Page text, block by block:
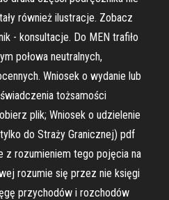
również ilustracje. Zobacz
- konsultacje. Do MEN trafiło
połowa neutralnych,
Wniosek o wydanie lub
tożsamości
plik; Wniosek o udzielenie
do Straży Granicznej) pdf
z rozumieniem tego pojęcia na
rozumie się przez nie księgi
przychodów i rozchodów